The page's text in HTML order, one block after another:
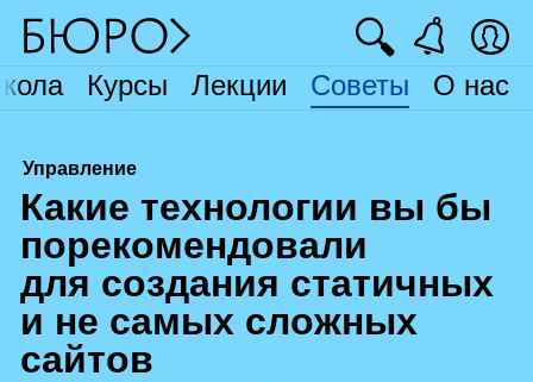
Курсы Лекции Советы О нас
🔍
Управление
Какие технологии вы бы
порекомендовали
для создания статичных
и не самых сложных
сайтов